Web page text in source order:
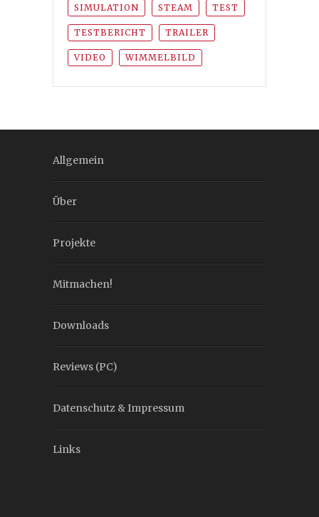
SIMULATION STEAM TEST
TESTBERICHT TRAILER
VIDEO WIMMELBILD
Allgemein
Über
Projekte
Mitmachen!
Downloads
Reviews (PC)
Datenschutz & Impressum
Links